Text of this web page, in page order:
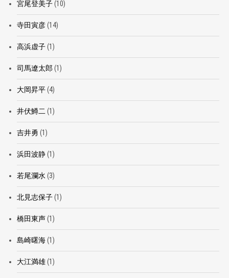
宮尾登美子(10)
寺田寅彦(14)
高浜虚子(1)
司馬遼太郎 (1)
大岡昇平(4)
井伏鱒二 (1)
吉井勇 (1)
浜田波静(1)
若尾瀾水 (3)
北見志保子(1)
橋田東声(1)
島崎曙海(1)
大江満雄(1)